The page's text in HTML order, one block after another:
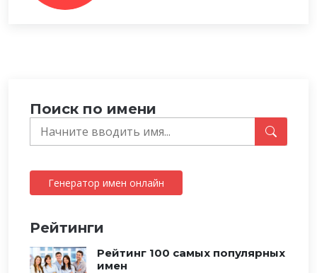
Поиск по имени
Генератор имен онлайн
Рейтинги
Рейтинг 100 самых популярных
имен